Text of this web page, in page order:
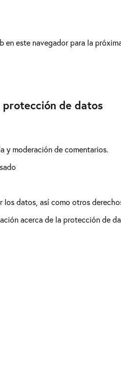
este navegador para la
de datos
y moderación de comentarios.
los datos, así como otros
acerca de la protección de